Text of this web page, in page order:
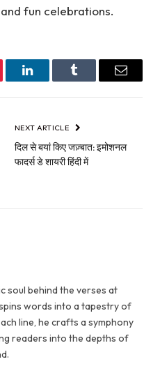
fun celebrations.
LinkedInTumblr Email
NEXT ARTICLE
दिल से बयां किए जज़्बात: इमोशनल
फादर्स डे शायरी हिंदी में
soul behind the verses at
words into a tapestry of
line, he crafts a symphony
readers into the depths of